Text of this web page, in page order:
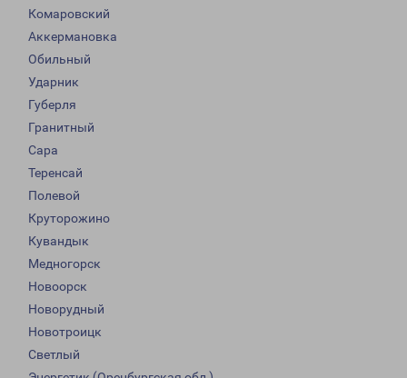
Комаровский
Аккермановка
Обильный
Ударник
Губерля
Гранитный
Сара
Теренсай
Полевой
Круторожино
Кувандык
Медногорск
Новоорск
Новорудный
Новотроицк
Светлый